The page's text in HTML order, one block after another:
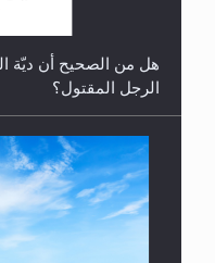
هل من الصحيح أن ديّة
الرجل المقتول؟